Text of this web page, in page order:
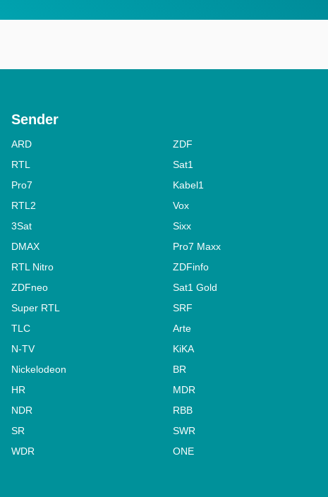
Sender
ARD
ZDF
RTL
Sat1
Pro7
Kabel1
RTL2
Vox
3Sat
Sixx
DMAX
Pro7 Maxx
RTL Nitro
ZDFinfo
ZDFneo
Sat1 Gold
Super RTL
SRF
TLC
Arte
N-TV
KiKA
Nickelodeon
BR
HR
MDR
NDR
RBB
SR
SWR
WDR
ONE